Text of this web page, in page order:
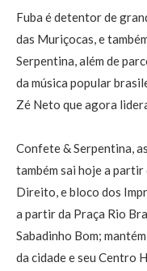
Fuba é detentor de
das Muriçocas, e
Serpentina, além de
da música popular
Zé Neto que agora
Confete & Serpentina,
também sai hoje a partir
Direito, e bloco dos
a partir da Praça Rio
Sabadinho Bom;
da cidade e seu Centro